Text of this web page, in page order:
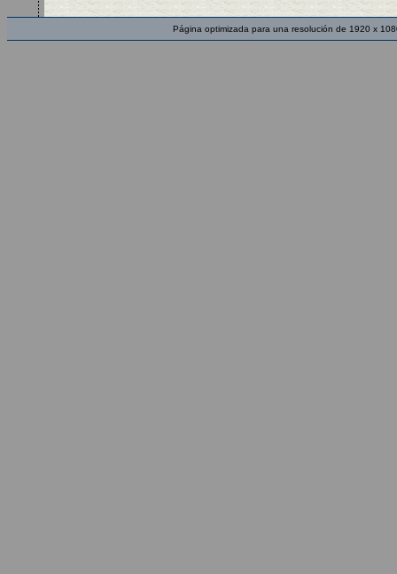
Página optimizada para una resolución de 1920 x